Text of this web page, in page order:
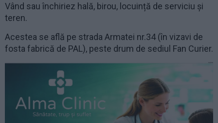
Vând sau închiriez hală, birou, locuință de serviciu și
teren.
Acestea se află pe strada Armatei nr.34 (în vizavi de
fosta fabrică de PAL), peste drum de sediul Fan Curier.